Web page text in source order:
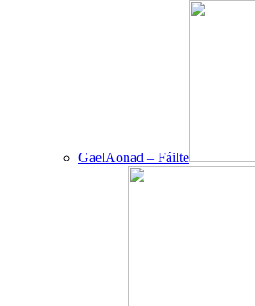
GaelAonad – Fáilte